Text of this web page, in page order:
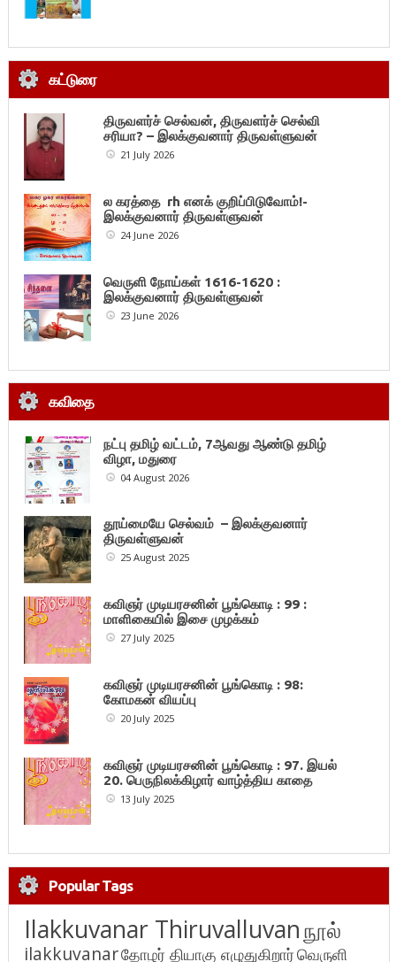
கட்டுரை
திருவளர்ச் செல்வன், திருவளர்ச் செல்வி
சரியா? – இலக்குவனார் திருவள்ளுவன்
21 July 2026
ல கரத்தை rh எனக் குறிப்பிடுவோம்!-
இலக்குவனார் திருவள்ளுவன்
24 June 2026
வெருளி நோய்கள் 1616-1620 :
இலக்குவனார் திருவள்ளுவன்
23 June 2026
கவிதை
நட்பு தமிழ் வட்டம், 7ஆவது ஆண்டு தமிழ்
விழா, மதுரை
04 August 2026
தூய்மையே செல்வம் – இலக்குவனார்
திருவள்ளுவன்
25 August 2025
கவிஞர் முடியரசனின் பூங்கொடி : 99 :
மாளிகையில் இசை முழக்கம்
27 July 2025
கவிஞர் முடியரசனின் பூங்கொடி : 98:
கோமகன் வியப்பு
20 July 2025
கவிஞர் முடியரசனின் பூங்கொடி : 97. இயல்
20. பெருநிலக்கிழார் வாழ்த்திய காதை
13 July 2025
Popular Tags
Ilakkuvanar Thiruvalluvanநூல்
ilakkuvanarதோழர் தியாகு எழுதுகிறார்வெருளி